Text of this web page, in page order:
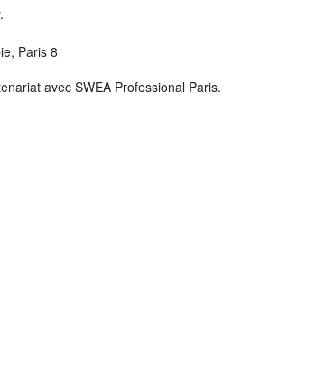
Paris 8
avec SWEA Professional Paris.